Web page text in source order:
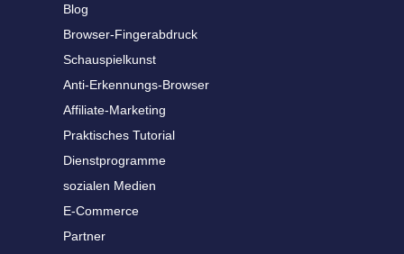
Blog
Browser-Fingerabdruck
Schauspielkunst
Anti-Erkennungs-Browser
Affiliate-Marketing
Praktisches Tutorial
Dienstprogramme
sozialen Medien
E-Commerce
Partner